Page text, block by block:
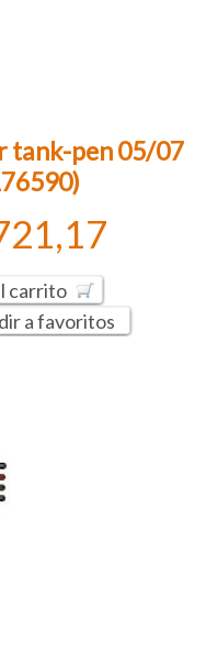
tank-pen 05/07
carrito
a favoritos